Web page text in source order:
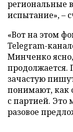
региональные
испытание», –
«Вот на этом
Telegram-
Минченко
продолжается.
зачастую
понимают, как
с партией. Это
разовое